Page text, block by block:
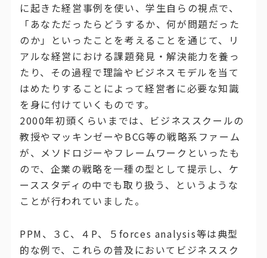
に起きた経営事例を使い、学生自らの視点で、
「あなただったらどうするか、何が問題だった
のか」といったことを考えることを通じて、リ
アルな経営における課題発見・解決能力を養っ
たり、その過程で理論やビジネスモデルを当て
はめたりすることによって経営者に必要な知識
を身に付けていくものです。
2000年初頭くらいまでは、ビジネススクールの
教授やマッキンゼーやBCG等の戦略系ファーム
が、メソドロジーやフレームワークといったも
ので、企業の戦略を一種の型として提示し、ケ
ーススタディの中でも取り扱う、というような
ことが行われていました。
PPM、３C、４P、５forces analysis等は典型
的な例で、これらの普及においてビジネススク